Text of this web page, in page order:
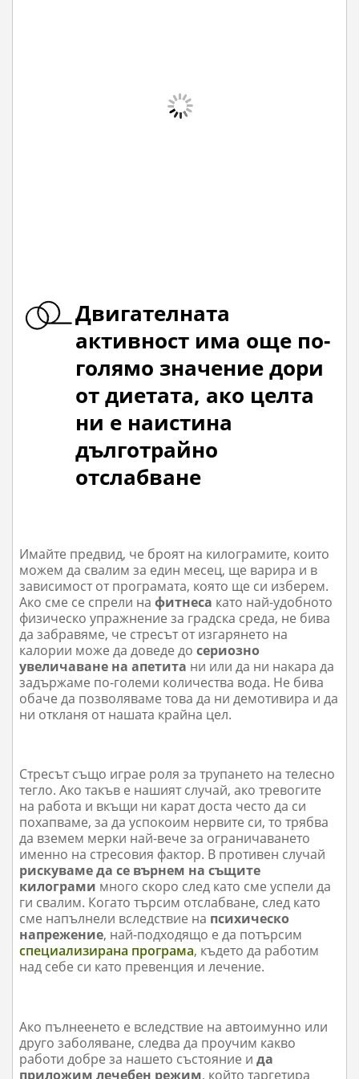
Двигателната
активност има още по-
голямо значение дори
от диетата, ако целта
ни е наистина
дълготрайно
отслабване
Имайте предвид, че броят на килограмите, които
можем да свалим за един месец, ще варира и в
зависимост от програмата, която ще си изберем.
Ако сме се спрели нафитнеса като най-удобното
физическо упражнение за градска среда, не бива
да забравяме, че стресът от изгарянето на
калории може да доведе до сериозно
увеличаване на апетита ни или да ни накара да
задържаме по-големи количества вода. Не бива
обаче да позволяваме това да ни демотивира и да
ни откланя от нашата крайна цел.
Стресът също играе роля за трупането на телесно
тегло. Ако такъв е нашият случай, ако тревогите
на работа и вкъщи ни карат доста често да си
похапваме, за да успокоим нервите си, то трябва
да вземем мерки най-вече за ограничаването
именно на стресовия фактор. В противен случай
рискуваме да се върнем на същите
килограми много скоро след като сме успели да
ги свалим. Когато търсим отслабване, след като
сме напълнели вследствие на психическо
напрежение, най-подходящо е да потърсим
специализирана програма, където да работим
над себе си като превенция и лечение.
Ако пълнеенето е вследствие на автоимунно или
друго заболяване, следва да проучим какво
работи добре за нашето състояние ида
приложим лечебен режим, който таргетира